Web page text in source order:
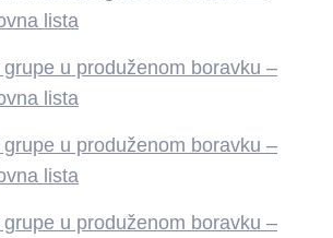
lista
u produženom boravku –
lista
u produženom boravku –
lista
u produženom boravku –